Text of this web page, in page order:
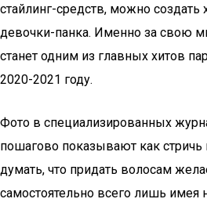
стайлинг-средств, можно создать
девочки-панка. Именно за свою
станет одним из главных хитов
2020-2021 году.
Фото в специализированных
пошагово показывают как стричь
думать, что придать волосам
самостоятельно всего лишь имея